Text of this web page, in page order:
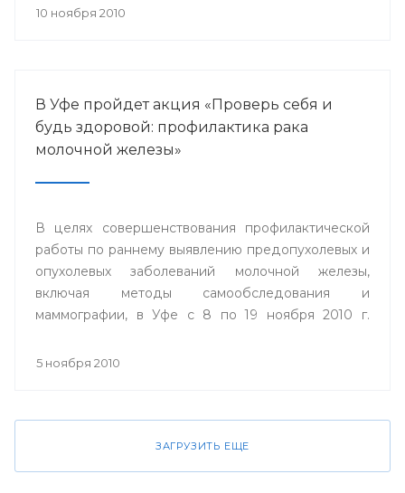
исследования».
10 ноября 2010
В Уфе пройдет акция «Проверь себя и
будь здоровой: профилактика рака
молочной железы»
В целях совершенствования профилактической
работы по раннему выявлению предопухолевых и
опухолевых заболеваний молочной железы,
включая методы самообследования и
маммографии, в Уфе с 8 по 19 ноября 2010 г.
профилактика рака молочной железы».
5 ноября 2010
ЗАГРУЗИТЬ ЕЩЕ